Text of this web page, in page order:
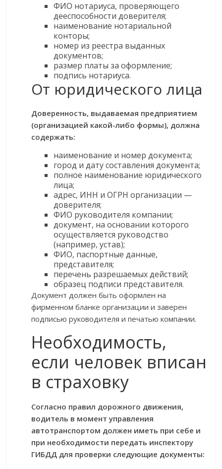
ФИО нотариуса, проверяющего
дееспособности доверителя;
наименование нотариальной
конторы;
номер из реестра выданных
документов;
размер платы за оформление;
подпись нотариуса.
От юридического лица
Доверенность, выдаваемая предприятием
(организацией какой-либо формы), должна
содержать:
наименование и номер документа;
город и дату составления документа;
полное наименование юридического
лица;
адрес, ИНН и ОГРН организации —
доверителя;
ФИО руководителя компании;
документ, на основании которого
осуществляется руководство
(например, устав);
ФИО, паспортные данные,
представителя;
перечень разрешаемых действий;
образец подписи представителя.
Документ должен быть оформлен на
фирменном бланке организации и заверен
подписью руководителя и печатью компании.
Необходимость,
если человек вписан
в страховку
Согласно правил дорожного движения,
водитель в момент управления
автотранспортом должен иметь при себе и
при необходимости передать инспектору
ГИБДД для проверки следующие документы: